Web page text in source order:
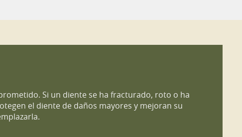
Si un diente se ha fracturado, roto o ha
el diente de daños mayores y mejoran su